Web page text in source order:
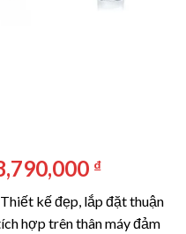
gốc
₫Giá
tại
kế đẹp, lắp đặt thuận
hợp trên thân máy đảm